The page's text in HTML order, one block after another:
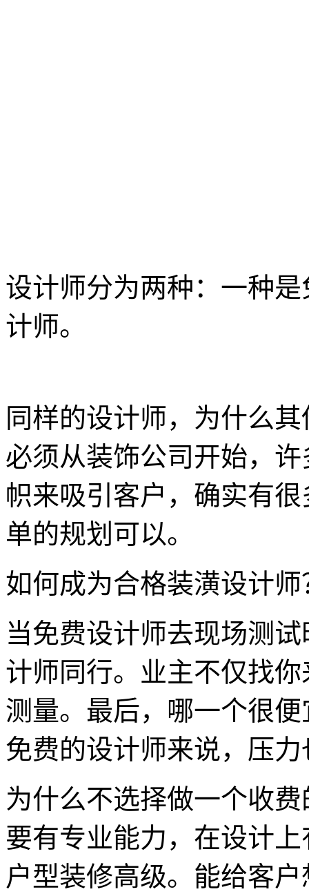
设计师分为两种：一种
计师。
同样的设计师，为什么
必须从装饰公司开始，
帜来吸引客户，确实有
单的规划可以。
如何成为合格装潢设计师
当免费设计师去现场测
计师同行。业主不仅找
测量。最后，哪一个很
免费的设计师来说，压
为什么不选择做一个收
要有专业能力，在设计
户型装修高级。能给客